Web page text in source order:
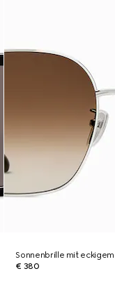
Sonnenbrille mit eckigem
€ 380